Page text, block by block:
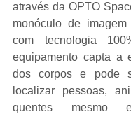
através da OPTO
monóculo de imagem
com tecnologia
equipamento capta a
dos corpos e pode
localizar pessoas,
quentes mesmo